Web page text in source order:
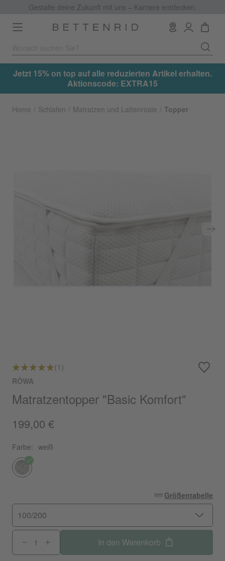
Gestalte deine Zukunft mit uns – Karriere entdecken.
Toggle
navigation
Jetzt 15% on top auf alle reduzierten Artikel erhalten.
Aktionscode: EXTRA15
Home Schlafen Matratzen und Lattenroste Topper
(1)
RÖWA
Matratzentopper "Basic Komfort"
199,00 €
Farbe: weiß
Größentabelle
100/200
In den Warenkorb